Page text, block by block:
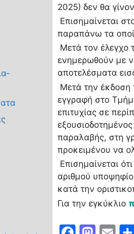
2025) δεν θα
Επισημαίνεται
παραπάνω τα
Μετά τον έλεγχο
ενημερωθούν με
αποτελέσματα
Μετά την έκδοση
εγγραφή στο
επιτυχίας σε
παραλαβής, στη
προκειμένου να
Επισημαίνεται
αριθμού
κατά την
Για την εγκύκλιο